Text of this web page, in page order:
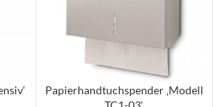
Papierhandtuchspender ‚Modell